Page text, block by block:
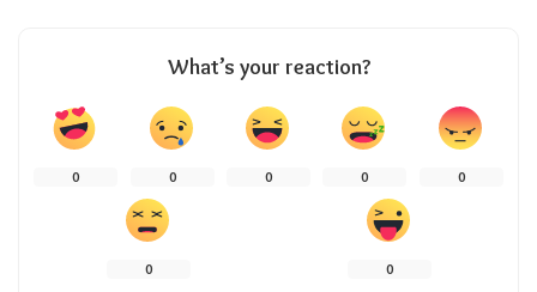
What’s your reaction?
0 0 0 0 0
0 0